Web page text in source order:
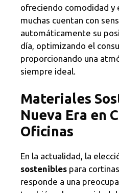
ofreciendo comodidad y
muchas cuentan con
automáticamente su
día, optimizando el
proporcionando una
siempre ideal.
Materiales
Nueva Era en
Oficinas
En la actualidad, la
sostenibles para
responde a una